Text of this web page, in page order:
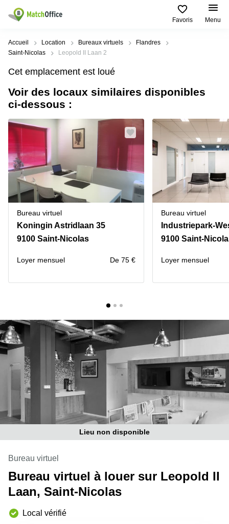
Favoris Menu
Rechercher / publier
Types
d'espaces
Bureaux
Centre
d’affaires
Coworking
Salles
de
réunion
Bureau
virtuel
Villes
Populaires
Alost
Anvers
Bruges
Bruxelles
Bruxelles
Aeroport
Gand
Hasselt
la
Neuve
Wallonie
Recherches
populaires
Bureau
a louer
Bureau à
louer
Bruxelles
Bureau
a louer
Gand
Bureau
à louer
Liège
Centre
Anvers
d'affaires
Ville de
Bruxelles
Coworking
Ixelles
Coworking
Namur
Tournai
Bruxelles
Aide
Qui sommes-nous?
Publier un bureau
Connexion
Choisissez une langue
flamand
Accueil Location Bureaux virtuels
Flandres
Saint-Nicolas
Leopold II Laan 2
Cet emplacement est loué
Voir des locaux similaires disponibles
ci-dessous :
Bureau virtuel
Koningin Astridlaan 35
9100 Saint-Nicolas
Loyer mensuel De 75 €
Bureau virtuel
Industriepark-
9100 Saint-
Loyer mensuel
Lieu non disponible
Bureau virtuel
Bureau virtuel à louer sur Leopold II
Laan, Saint-Nicolas
Local vérifié